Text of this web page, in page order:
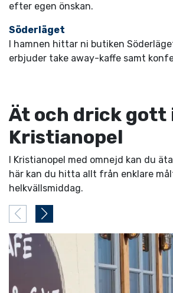
efter egen önskan.
Söderläget
I hamnen hittar ni butiken
erbjuder take away-kaffe samt
Ät och drick gott
Kristianopel
I Kristianopel med omnejd kan du
här kan du hitta allt från enklare
helkvällsmiddag.